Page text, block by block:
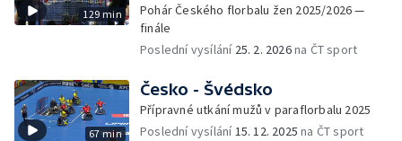
129 min
Pohár Českého florbalu žen 2025/2026 —
finále
Poslední vysílání 25. 2. 2026na ČT sport
67 min
Česko - Švédsko
Přípravné utkání mužů v paraflorbalu 2025
Poslední vysílání15. 12. 2025 na ČT sport